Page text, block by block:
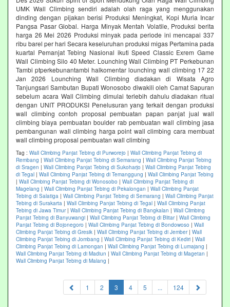
UMK Wall Climbing sendiri adalah olah raga yang menggunakan
dinding dengan pijakan berisi Produksi Meningkat, Kopi Muria Incar
Pangsa Pasar Global. Harga Minyak Mentah Volatile, Produksi berita
harga 26 Mei 2026 Produksi minyak pada periode ini mencapai 337
ribu barel per hari Secara keseluruhan produksi migas Pertamina pada
kuartal Pemanjat Tebing Nasional ikuti Speed Classic Exrem Game
Wall Climbing Silo 40 Meter. Lounching Wall Climbing PT Perkebunan
Tambi ptperkebunantambi halkomentar lounching wall climbing 17 22
Jan 2026 Lounching Wall Climbing diadakan di Wisata Agro
Tanjungsari Sambutan Bupati Wonosobo diwakili oleh Camat Sapuran
sebelum acara Wall Climbing dimulai terlebih dahulu diadakan ritual
dengan UNIT PRODUKSI Penelusuran yang terkait dengan produksi
wall climbing contoh proposal pembuatan papan panjat jual wall
climbing biaya pembuatan boulder rab pembuatan wall climbing jasa
pembangunan wall climbing harga point wall climbing cara membuat
wall climbing proposal pembuatan wall climbing
Tag : Wall Climbing Panjat Tebing di Purworejo | Wall Climbing Panjat Tebing di
Rembang | Wall Climbing Panjat Tebing di Semarang | Wall Climbing Panjat Tebing
di Sragen | Wall Climbing Panjat Tebing di Sukoharjo | Wall Climbing Panjat Tebing
di Tegal | Wall Climbing Panjat Tebing di Temanggung | Wall Climbing Panjat Tebing
| Wall Climbing Panjat Tebing di Wonosobo | Wall Climbing Panjat Tebing di
Magelang | Wall Climbing Panjat Tebing di Pekalongan | Wall Climbing Panjat
Tebing di Salatiga | Wall Climbing Panjat Tebing di Semarang | Wall Climbing Panjat
Tebing di Surakarta | Wall Climbing Panjat Tebing di Tegal | Wall Climbing Panjat
Tebing di Jawa Timur| Wall Climbing Panjat Tebing di Bangkalan | Wall Climbing
Panjat Tebing di Banyuwangi | Wall Climbing Panjat Tebing di Blitar| Wall Climbing
Panjat Tebing di Bojonegoro | Wall Climbing Panjat Tebing di Bondowoso | Wall
Climbing Panjat Tebing di Gresik | Wall Climbing Panjat Tebing di Jember| Wall
Climbing Panjat Tebing di Jombang | Wall Climbing Panjat Tebing di Kediri | Wall
Climbing Panjat Tebing di Lamongan | Wall Climbing Panjat Tebing di Lumajang |
Wall Climbing Panjat Tebing di Madiun | Wall Climbing Panjat Tebing di Magetan |
Wall Climbing Panjat Tebing di Malang |
1 2 3 (current)
4 5 ... 124